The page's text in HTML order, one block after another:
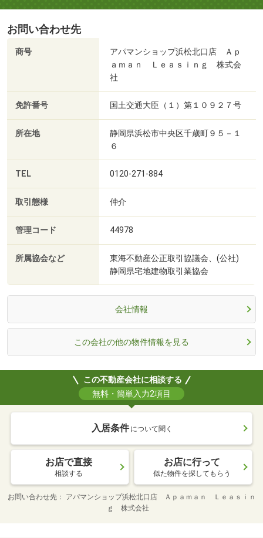
お問い合わせ先
商号
アパマンショップ浜松北口店 Ａｐ
ａｍａｎ Ｌｅａｓｉｎｇ 株式会
社
免許番号 国土交通大臣（１）第１０９２７号
所在地
静岡県浜松市中央区千歳町９５－１
６
TEL 0120-271-884
取引態様 仲介
管理コード 44978
所属協会など
東海不動産公正取引協議会、(公社)
静岡県宅地建物取引業協会
会社情報
この会社の他の物件情報を見る
この不動産会社に相談する
無料・簡単入力2項目
入居条件 について聞く
お店で直接
相談する
お店に行って
似た物件を探してもらう
お問い合わせ先
アパマンショップ浜松北口店 Ａｐａｍａｎ Ｌｅａｓｉｎ
ｇ 株式会社